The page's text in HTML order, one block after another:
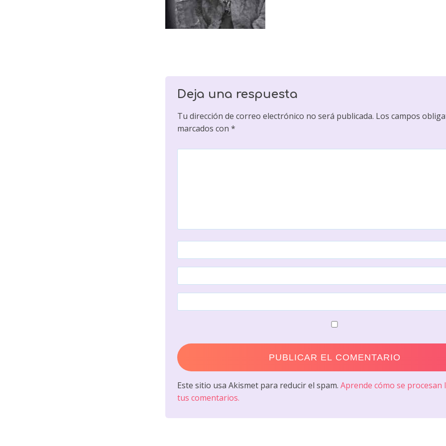
Deja una respuesta
Tu dirección de correo electrónico no será publicada. Los campos
marcados con *
Este sitio usa Akismet para reducir el spam. Aprende cómo se procesan
tus comentarios.